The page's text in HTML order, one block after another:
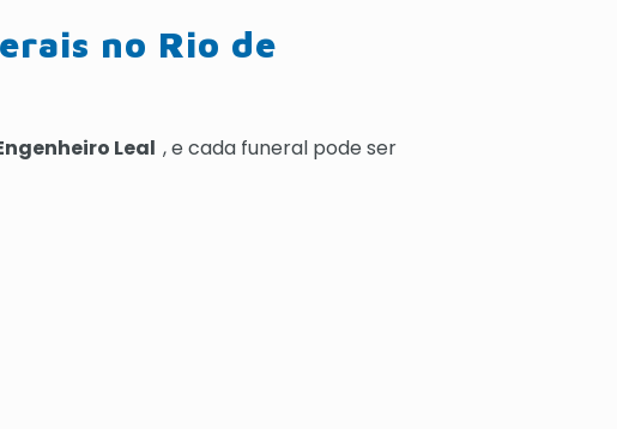
no Rio de
Leal, e cada funeral pode ser